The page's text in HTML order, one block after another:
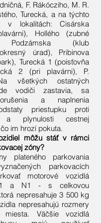
F. Rákócziho, M. R.
Turecká, a na týchto
v lokalitách: Cisárska
Hollého (zubné
Podzámska (klub
úrad), Pribinova
Turecká 1 (poisťovňa
2 (pri plavárni), P.
všetkých ostatných
vodiči zastavia, sa
a naplnenia
priestupku proti
a plynulosti cestnej
im hrozí pokuta.
môžu stáť v rámci
zóny?
plateného parkovania
parkovacích
motorové vozidlá
a N1 - s celkovou
nepresahuje 3 500 kg
nepresahujú rozmery
miesta. Väčšie vozidlá